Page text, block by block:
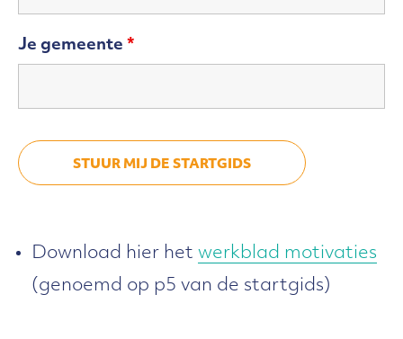
Je gemeente *
Download hier het werkblad motivaties
(genoemd op p5 van de startgids)